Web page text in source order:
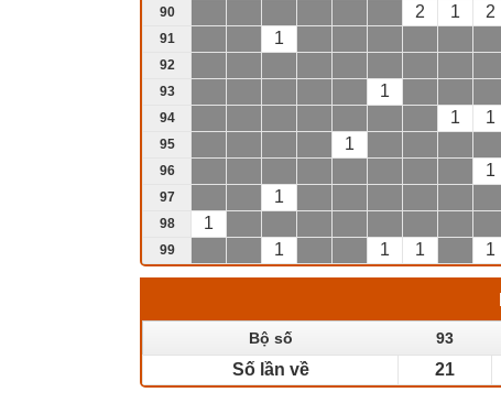
90 2 1 2
91 1
92
93 1
94 1 1
95 1
96 1
97 1
98 1
99 1 1 1 1
Bộ số 93
Số lần về 21